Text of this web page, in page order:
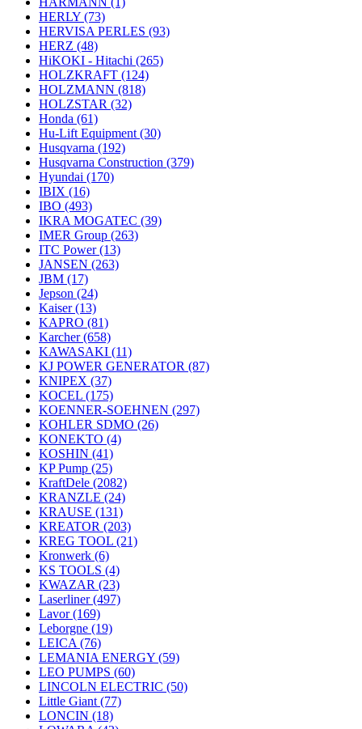
HERLY (73)
HERVISA PERLES (93)
HERZ (48)
HiKOKI - Hitachi (265)
HOLZKRAFT (124)
HOLZMANN (818)
HOLZSTAR (32)
Honda (61)
Hu-Lift Equipment (30)
Husqvarna (192)
Husqvarna Construction (379)
Hyundai (170)
IBIX (16)
IBO (493)
IKRA MOGATEC (39)
IMER Group (263)
ITC Power(13)
JANSEN (263)
JBM (17)
Jepson (24)
Kaiser(13)
KAPRO (81)
Karcher(658)
KAWASAKI (11)
KJ POWER GENERATOR (87)
KNIPEX (37)
KOCEL (175)
KOENNER-SOEHNEN (297)
KOHLER SDMO (26)
KONEKTO (4)
KOSHIN (41)
KP Pump (25)
KraftDele (2082)
KRANZLE (24)
KRAUSE (131)
KREATOR (203)
KREG TOOL (21)
Kronwerk (6)
KS TOOLS (4)
KWAZAR (23)
Laserliner(497)
Lavor(169)
Leborgne (19)
LEICA (76)
LEMANIA ENERGY (59)
LEO PUMPS (60)
LINCOLN ELECTRIC (50)
Little Giant (77)
LONCIN (18)